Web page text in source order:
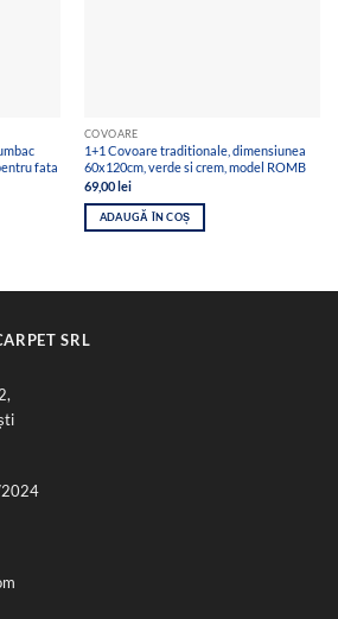
fata
COVOARE
1+1 Covoare traditionale, dimensiunea
60x120cm, verde si crem, model ROMB
69,00 lei
ADAUGĂ ÎN COȘ
SRL